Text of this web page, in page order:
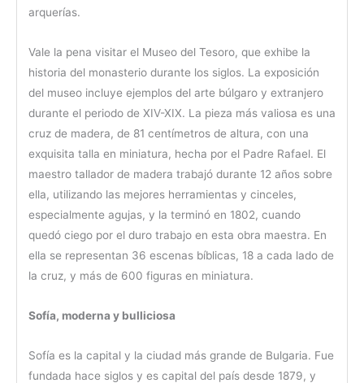
arquerías.
Vale la pena visitar el Museo del Tesoro, que exhibe la
historia del monasterio durante los siglos. La exposición
del museo incluye ejemplos del arte búlgaro y extranjero
durante el periodo de XIV-XIX. La pieza más valiosa es una
cruz de madera, de 81 centímetros de altura, con una
exquisita talla en miniatura, hecha por el Padre Rafael. El
maestro tallador de madera trabajó durante 12 años sobre
ella, utilizando las mejores herramientas y cinceles,
especialmente agujas, y la terminó en 1802, cuando
quedó ciego por el duro trabajo en esta obra maestra. En
ella se representan 36 escenas bíblicas, 18 a cada lado de
la cruz, y más de 600 figuras en miniatura.
Sofía, moderna y bulliciosa
Sofía es la capital y la ciudad más grande de Bulgaria. Fue
fundada hace siglos y es capital del país desde 1879, y